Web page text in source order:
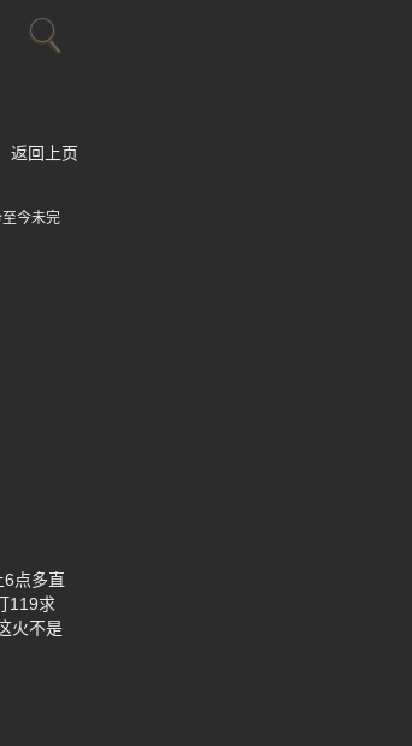
返回上页
今未完
点多直
119求
火不是